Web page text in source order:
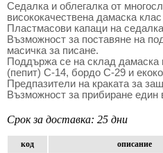
Седалка и облегалка от
висококачествена дамаска
Пластмасови капаци на
Възможност за поставяне на
масичка за писане.
Поддържа се на склад дамаска
(пепит) С-14, бордо С-29 и
Предпазители на краката за
Възможност за прибиране един
Срок за доставка: 25 дни
код
описание